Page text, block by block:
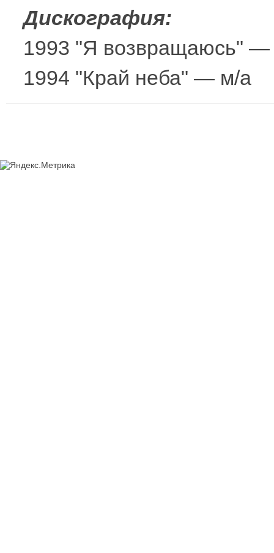
Дискография:
1993 "Я возвращаюсь"
1994 "Край неба" — м/а